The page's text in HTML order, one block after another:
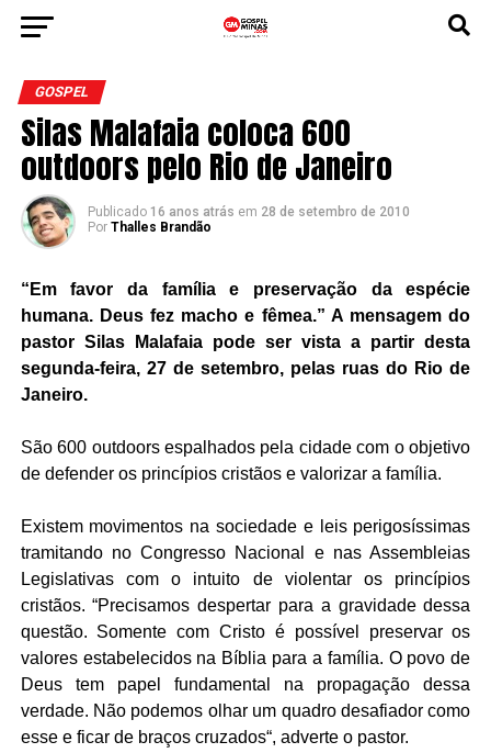
GOSPEL
Silas Malafaia coloca 600
outdoors pelo Rio de Janeiro
Publicado 16 anos atrás em 28 de setembro de 2010
Por Thalles Brandão
“Em favor da família e preservação da espécie
humana. Deus fez macho e fêmea.” A mensagem do
pastor Silas Malafaia pode ser vista a partir desta
segunda-feira, 27 de setembro, pelas ruas do Rio de
Janeiro.
São 600 outdoors espalhados pela cidade com o objetivo
de defender os princípios cristãos e valorizar a família.
Existem movimentos na sociedade e leis perigosíssimas
tramitando no Congresso Nacional e nas Assembleias
Legislativas com o intuito de violentar os princípios
cristãos. “Precisamos despertar para a gravidade dessa
questão. Somente com Cristo é possível preservar os
valores estabelecidos na Bíblia para a família. O povo de
Deus tem papel fundamental na propagação dessa
verdade. Não podemos olhar um quadro desafiador como
esse e ficar de braços cruzados“, adverte o pastor.